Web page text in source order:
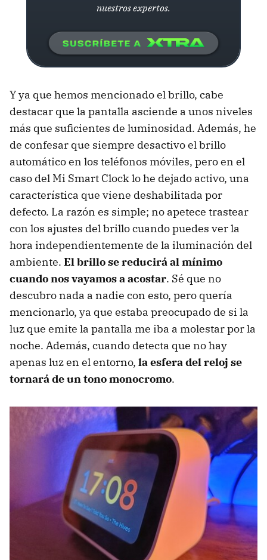
nuestros expertos.
Y ya que hemos mencionado el brillo, cabe
destacar que la pantalla asciende a unos niveles
más que suficientes de luminosidad. Además, he
de confesar que siempre desactivo el brillo
automático en los teléfonos móviles, pero en el
caso del Mi Smart Clock lo he dejado activo, una
característica que viene deshabilitada por
defecto. La razón es simple; no apetece trastear
con los ajustes del brillo cuando puedes ver la
hora independientemente de la iluminación del
ambiente. El brillo se reducirá al mínimo
cuando nos vayamos a acostar. Sé que no
descubro nada a nadie con esto, pero quería
mencionarlo, ya que estaba preocupado de si la
luz que emite la pantalla me iba a molestar por la
noche. Además, cuando detecta que no hay
apenas luz en el entorno, la esfera del reloj se
tornará de un tono monocromo.